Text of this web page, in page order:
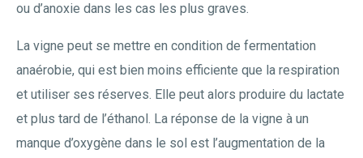
ou d’anoxie dans les cas les plus graves.
La vigne peut se mettre en condition de fermentation
anaérobie, qui est bien moins efficiente que la respiration
et utiliser ses réserves. Elle peut alors produire du lactate
et plus tard de l’éthanol. La réponse de la vigne à un
manque d’oxygène dans le sol est l’augmentation de la